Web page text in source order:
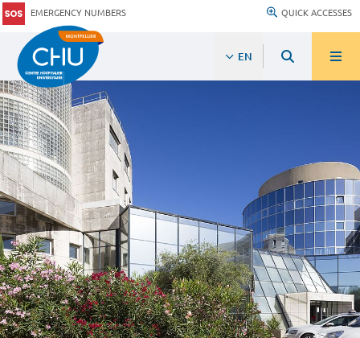
EMERGENCY NUMBERS QUICK ACCESSES
EN